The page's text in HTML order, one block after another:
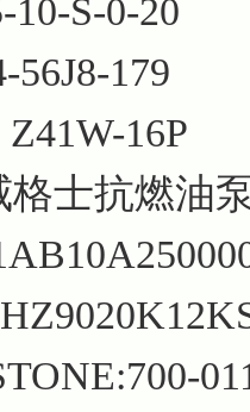
S-0-20
179
16P
格士抗燃油